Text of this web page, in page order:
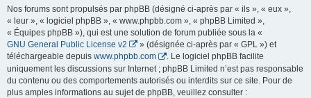
Nos forums sont propulsés par phpBB (désigné ci-après par « ils », « eux »,
« leur », « logiciel phpBB », « www.phpbb.com », « phpBB Limited »,
« Équipes phpBB »), qui est une solution de forum publiée sous la «
GNU General Public License v2
» (désignée ci-après par « GPL ») et
téléchargeable depuis www.phpbb.com
. Le logiciel phpBB facilite
uniquement les discussions sur Internet ; phpBB Limited n’est pas responsable
du contenu ou des comportements autorisés ou interdits sur ce site. Pour de
plus amples informations au sujet de phpBB, veuillez consulter :